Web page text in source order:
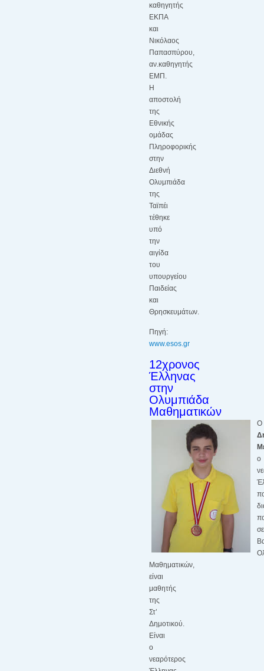
καθηγητής
ΕΚΠΑ
και
Νικόλαος
Παπασπύρου,
αν.καθηγητής
ΕΜΠ.
Η
αποστολή
της
Εθνικής
ομάδας
Πληροφορικής
στην
Διεθνή
Ολυμπιάδα
της
Ταϊπέι
τέθηκε
υπό
την
αιγίδα
του
υπουργείου
Παιδείας
και
Θρησκευμάτων.
Πηγή:
www.esos.gr
12χρονος
Έλληνας
στην
Ολυμπιάδα
Μαθηματικών
Ο
ο
σε
Μαθηματικών,
είναι
μαθητής
της
Στ’
Δημοτικού.
Είναι
ο
νεαρότερος